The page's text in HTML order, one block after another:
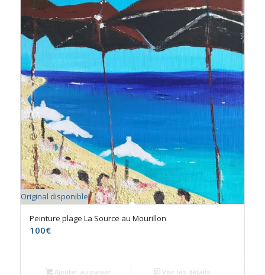
Original disponible
Peinture plage La Source au Mourillon
100€
Ajouter au panier Voir les détails